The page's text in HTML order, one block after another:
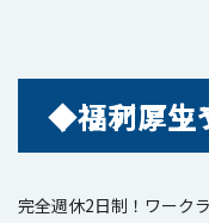
◆福利厚生や待遇、入社後
完全週休2日制！ワーク